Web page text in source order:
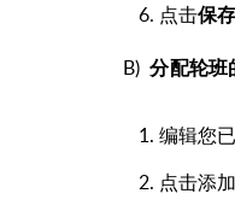
点击保存
B)分配轮班
编辑您
点击添